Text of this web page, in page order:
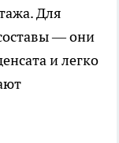
Для
— они
и легко